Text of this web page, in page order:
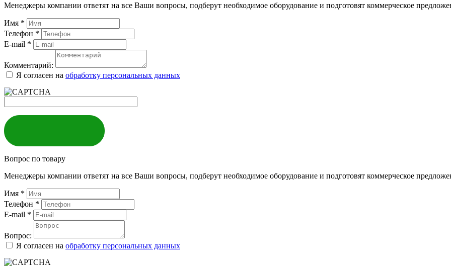
Менеджеры компании ответят на все Ваши вопросы, подберут необходимое оборудование и подготовят коммерческое
Имя *
Телефон *
E-mail *
Комментарий:
Я согласен на обработку персональных данных
Вопрос по товару
Менеджеры компании ответят на все Ваши вопросы, подберут необходимое оборудование и подготовят коммерческое
Имя *
Телефон *
E-mail *
Вопрос:
Я согласен на обработку персональных данных